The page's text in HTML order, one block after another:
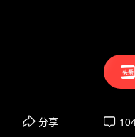
分享